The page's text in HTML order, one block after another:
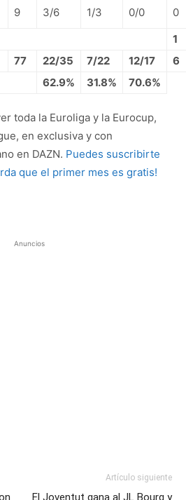
9 3/6 1/3 0/0
0
1
77 22/35 7/22 12/17
6
62.9%
31.8% 70.6%
toda la Euroliga y la Eurocup,
en exclusiva y con
en DAZN. Puedes suscribirte
que el primer mes es gratis!
Anuncios
Artículo siguiente
El Joventut gana al JL Bourg y